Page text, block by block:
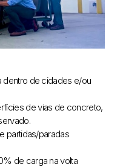
dentro de cidades e/ou
de vias de concreto,
partidas/paradas
de carga na volta